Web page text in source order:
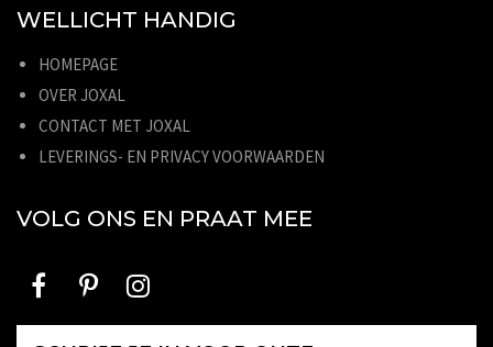
WELLICHT HANDIG
HOMEPAGE
OVER JOXAL
CONTACT MET JOXAL
LEVERINGS- EN PRIVACY VOORWAARDEN
VOLG ONS EN PRAAT MEE